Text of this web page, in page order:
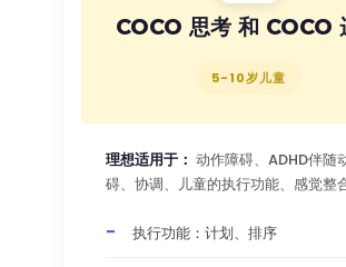
COCO 思考 和 COCO
5-10岁儿童
理想适用于： 动作障碍、ADHD伴随
碍、协调、儿童的执行功能、感觉整
执行功能：计划、排序